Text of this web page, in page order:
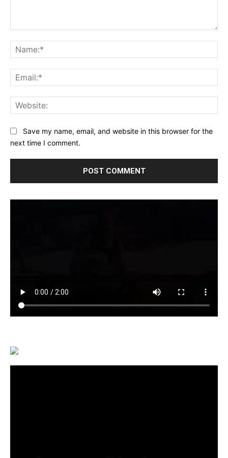
Save my name, email, and website in this browser for the
next time I comment.